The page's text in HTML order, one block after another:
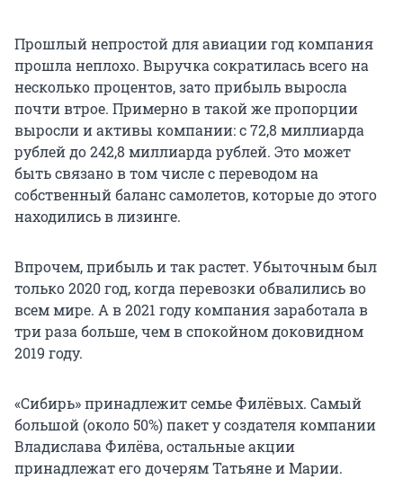
Прошлый непростой для авиации год компания
прошла неплохо. Выручка сократилась всего на
несколько процентов, зато прибыль выросла
почти втрое. Примерно в такой же пропорции
выросли и активы компании: с 72,8 миллиарда
рублей до 242,8 миллиарда рублей. Это может
быть связано в том числе с переводом на
собственный баланс самолетов, которые до этого
находились в лизинге.
Впрочем, прибыль и так растет. Убыточным был
только 2020 год, когда перевозки обвалились во
всем мире. А в 2021 году компания заработала в
три раза больше, чем в спокойном доковидном
2019 году.
«Сибирь» принадлежит семье Филёвых. Самый
большой (около 50%) пакет у создателя компании
Владислава Филёва, остальные акции
принадлежат его дочерям Татьяне и Марии.